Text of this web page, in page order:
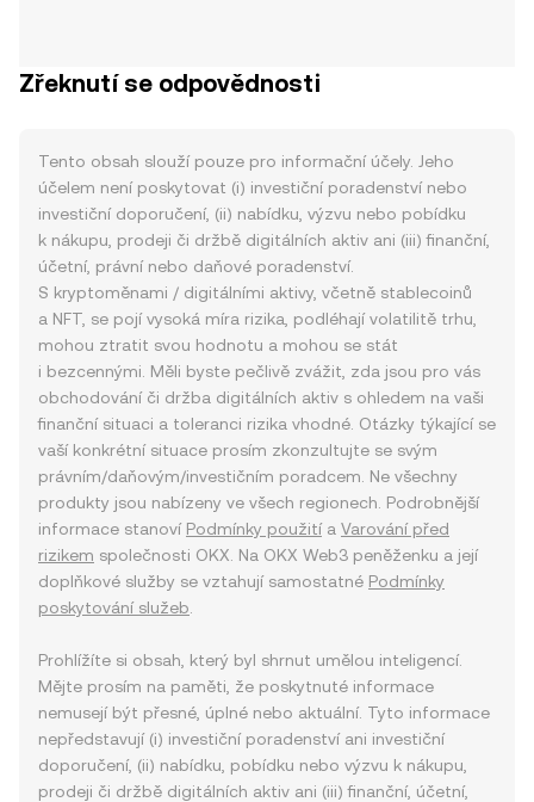
Zřeknutí se odpovědnosti
Tento obsah slouží pouze pro informační účely. Jeho
účelem není poskytovat (i) investiční poradenství nebo
investiční doporučení, (ii) nabídku, výzvu nebo pobídku
k nákupu, prodeji či držbě digitálních aktiv ani (iii) finanční,
účetní, právní nebo daňové poradenství.
S kryptoměnami / digitálními aktivy, včetně stablecoinů
a NFT, se pojí vysoká míra rizika, podléhají volatilitě trhu,
mohou ztratit svou hodnotu a mohou se stát
i bezcennými. Měli byste pečlivě zvážit, zda jsou pro vás
obchodování či držba digitálních aktiv s ohledem na vaši
finanční situaci a toleranci rizika vhodné. Otázky týkající se
vaší konkrétní situace prosím zkonzultujte se svým
právním/daňovým/investičním poradcem. Ne všechny
produkty jsou nabízeny ve všech regionech. Podrobnější
informace stanoví Podmínky použitía Varování před
rizikem společnosti OKX. Na OKX Web3 peněženku a její
doplňkové služby se vztahují samostatné Podmínky
poskytování služeb
Prohlížíte si obsah, který byl shrnut umělou inteligencí.
Mějte prosím na paměti, že poskytnuté informace
nemusejí být přesné, úplné nebo aktuální. Tyto informace
nepředstavují (i) investiční poradenství ani investiční
doporučení, (ii) nabídku, pobídku nebo výzvu k nákupu,
prodeji či držbě digitálních aktiv ani (iii) finanční, účetní,